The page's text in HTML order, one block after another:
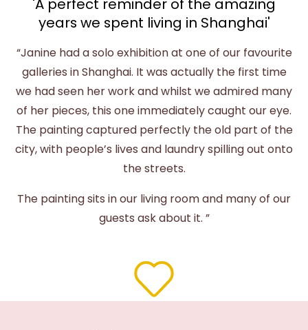
years we spent living in Shanghai'
“Janine had a solo exhibition at one of our favourite
galleries in Shanghai. It was actually the first time
we had seen her work and whilst we admired many
of her pieces, this one immediately caught our eye.
The painting captured perfectly the old part of the
city, with people’s lives and laundry spilling out onto
the streets.
The painting sits in our living room and many of our
guests ask about it. ”